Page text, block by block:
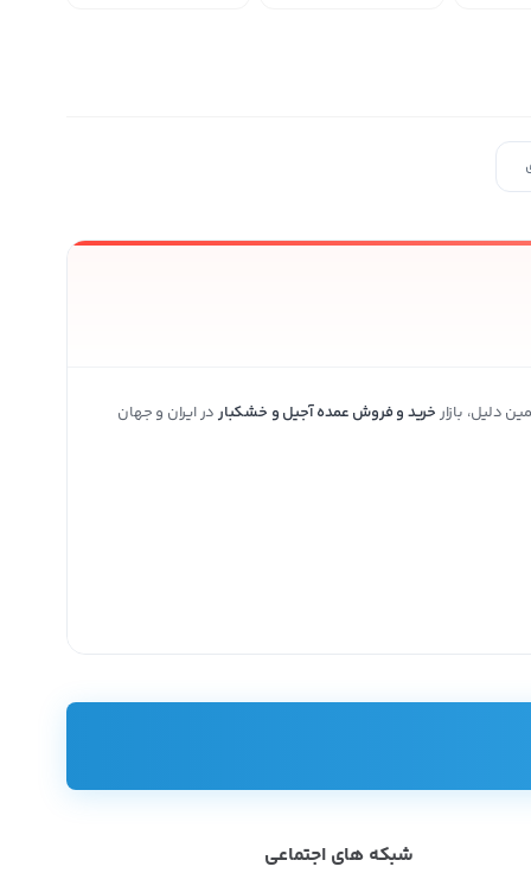
دلیل، بازار خرید و فروش عمده آجیل و خشکبار در ایران و جهان
شبکه های اجتماعی